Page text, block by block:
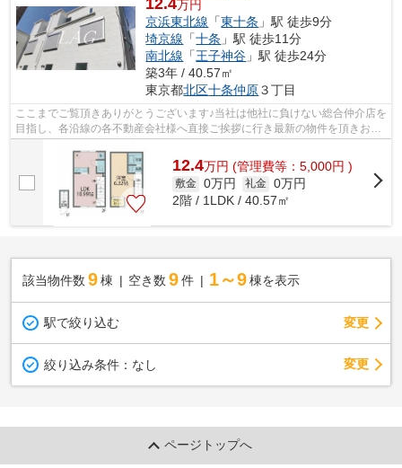
万円
京浜東北線 「東十条 」駅 徒歩9分
埼京線 「十条 」駅 徒歩11分
南北線 「王子神谷 」駅 徒歩24分
築3年 / 40.57㎡
東京都北区十条仲原３丁目
ここまでご覧頂きありがとうございます♪当社は他社に負けない総合仲介店を
目指し、各沿線の各不動産会社様へ直接ご挨拶に行き最新の物件を頂きお客
12.4万円 (管理費等：5,000円 )
敷金 0万円 礼金 0万円
2階 / 1LDK / 40.57㎡
該当物件数 9棟 空き数 9 件 1～9 棟を表示
駅で絞り込む 変更
絞り込み条件： なし 変更
ページトップへ